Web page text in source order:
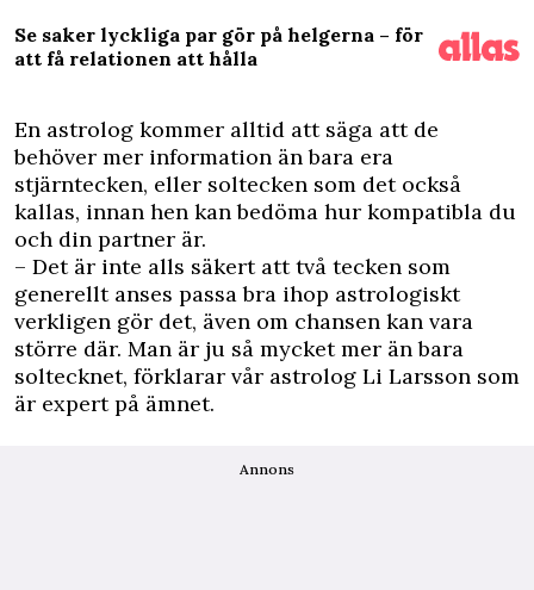
Se saker lyckliga par gör på helgerna – för
att få relationen att hålla
En astrolog kommer alltid att säga att de
behöver mer information än bara era
stjärntecken, eller soltecken som det också
kallas, innan hen kan bedöma hur kompatibla du
och din partner är.
– Det är inte alls säkert att två tecken som
generellt anses passa bra ihop astrologiskt
verkligen gör det, även om chansen kan vara
större där. Man är ju så mycket mer än bara
soltecknet, förklarar vår astrolog Li Larsson som
är expert på ämnet.
Annons